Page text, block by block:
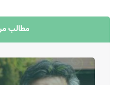
مطالب